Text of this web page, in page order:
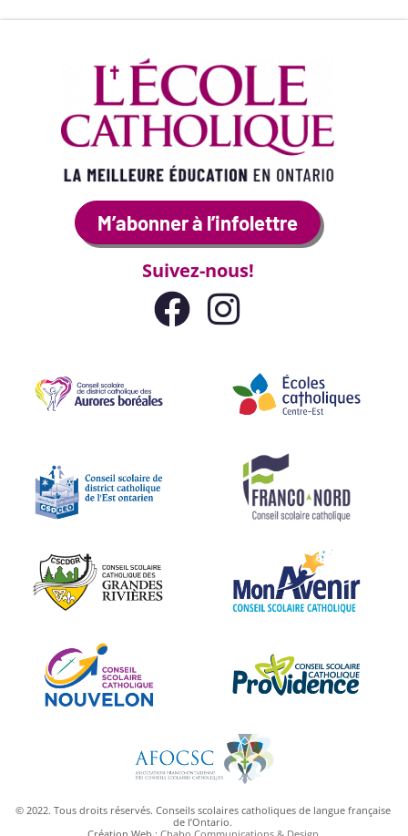
M’abonner à l’infolettre
Suivez-nous!
© 2022. Tous droits réservés. Conseils scolaires catholiques de langue française
de l’Ontario.